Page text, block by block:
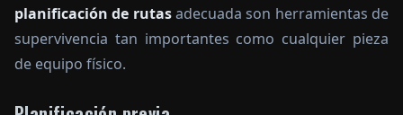
planificación de rutasadecuada son herramientas de
supervivencia tan importantes como cualquier pieza
de equipo físico.